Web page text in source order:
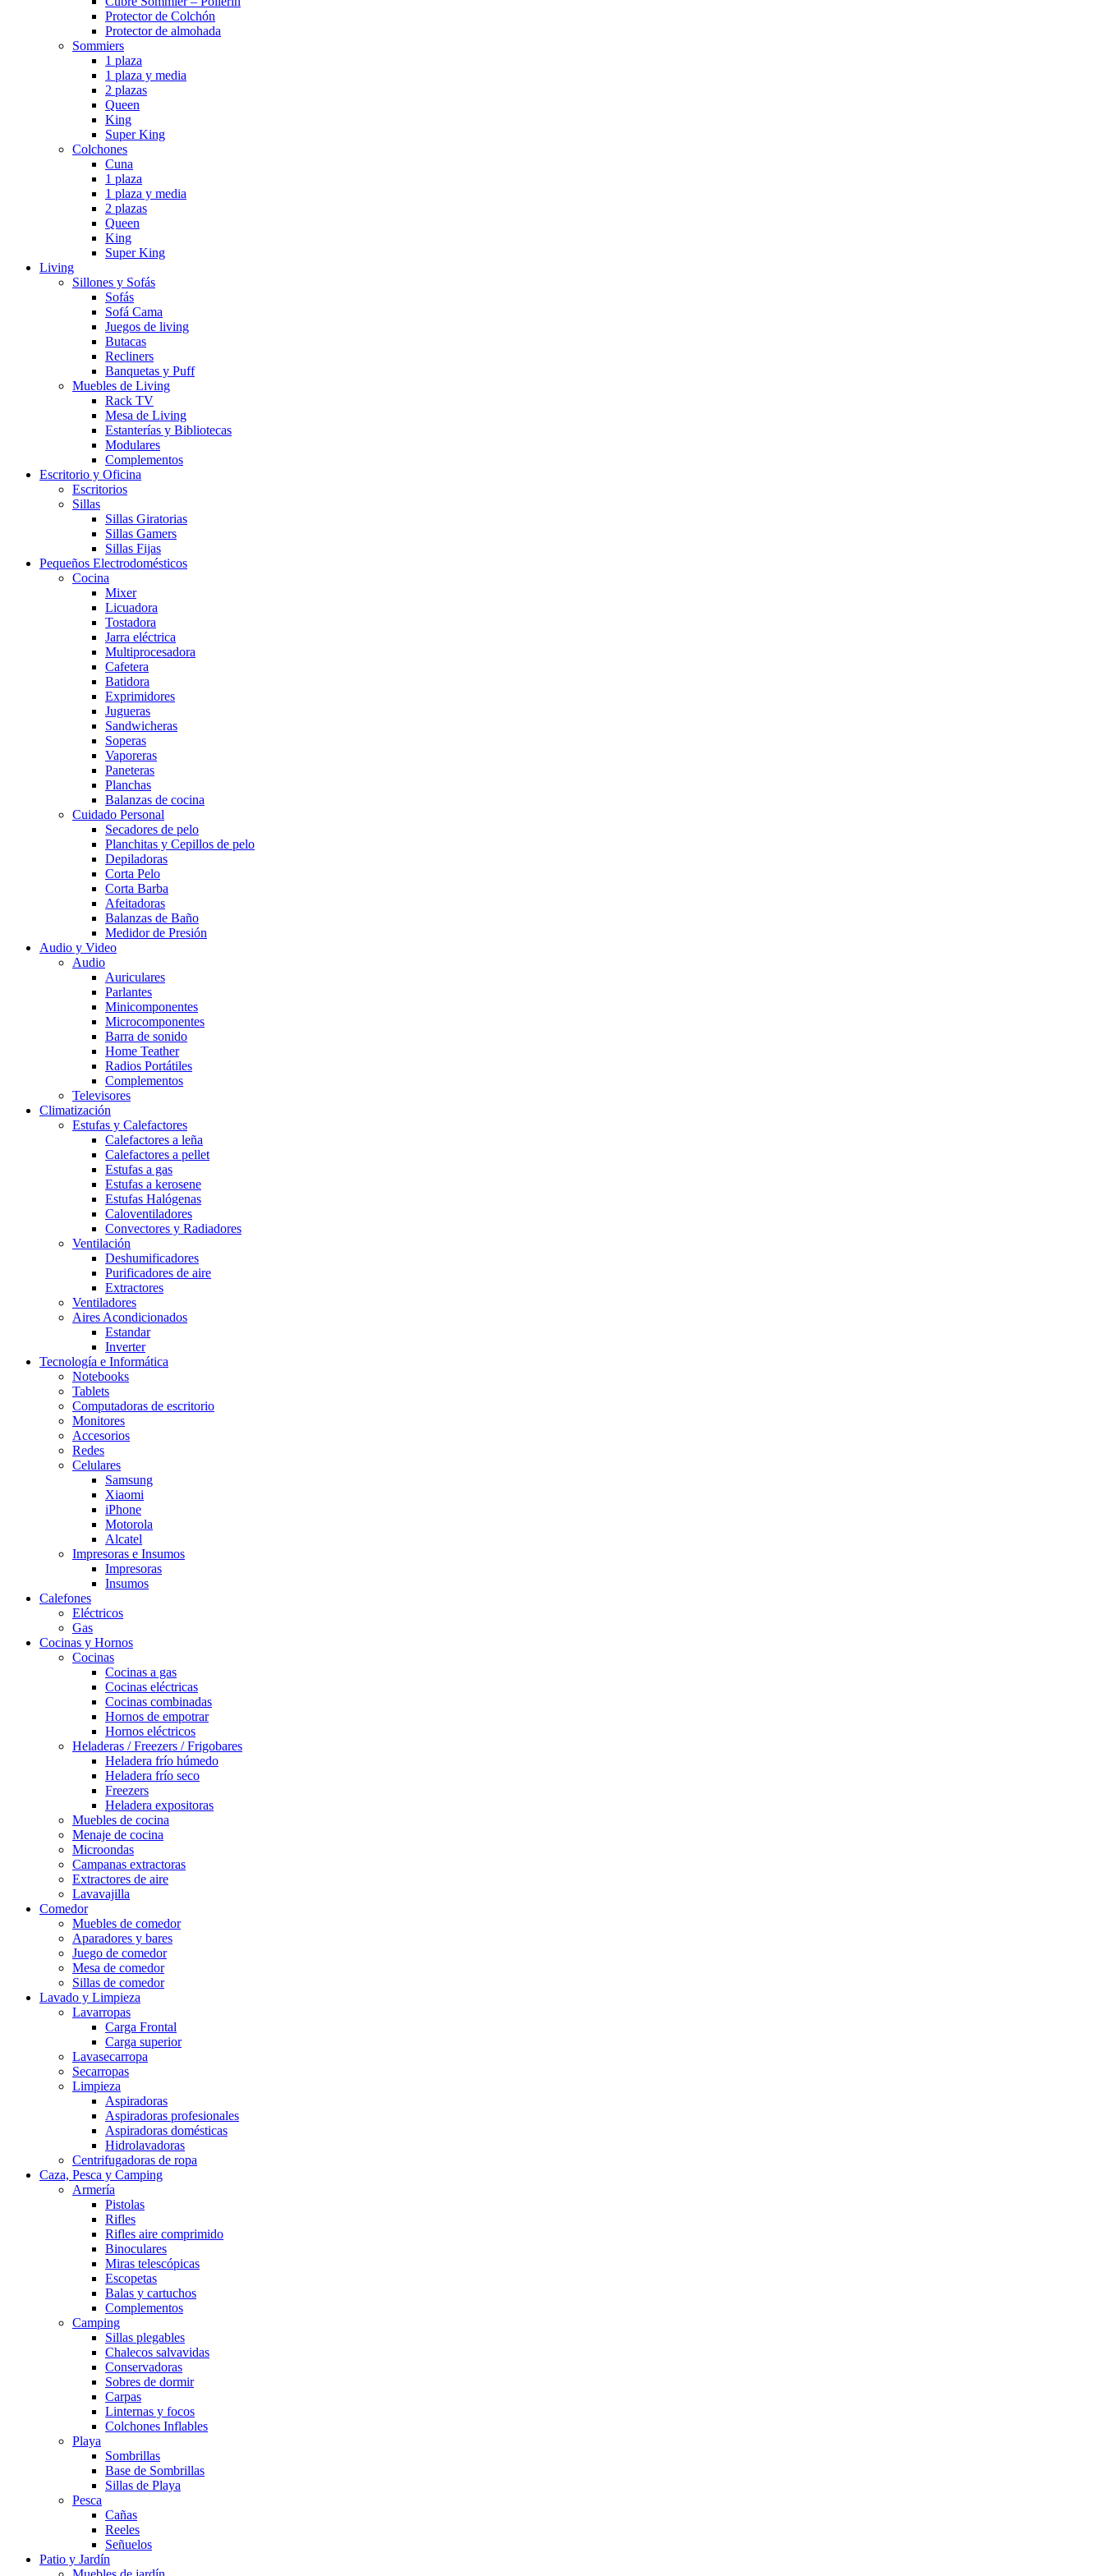
Protector de Colchón
Protector de almohada
Sommiers
1 plaza
1 plaza y media
2 plazas
Queen
King
Super King
Colchones
Cuna
1 plaza
1 plaza y media
2 plazas
Queen
King
Super King
Living
Sillones y Sofás
Sofás
Sofá Cama
Juegos de living
Butacas
Recliners
Banquetas y Puff
Muebles de Living
Rack TV
Mesa de Living
Estanterías y Bibliotecas
Modulares
Complementos
Escritorio y Oficina
Escritorios
Sillas
Sillas Giratorias
Sillas Gamers
Sillas Fijas
Pequeños Electrodomésticos
Cocina
Mixer
Licuadora
Tostadora
Jarra eléctrica
Multiprocesadora
Cafetera
Batidora
Exprimidores
Jugueras
Sandwicheras
Soperas
Vaporeras
Paneteras
Planchas
Balanzas de cocina
Cuidado Personal
Secadores de pelo
Planchitas y Cepillos de pelo
Depiladoras
Corta Pelo
Corta Barba
Afeitadoras
Balanzas de Baño
Medidor de Presión
Audio y Video
Audio
Auriculares
Parlantes
Minicomponentes
Microcomponentes
Barra de sonido
Home Teather
Radios Portátiles
Complementos
Televisores
Climatización
Estufas y Calefactores
Calefactores a leña
Calefactores a pellet
Estufas a gas
Estufas a kerosene
Estufas Halógenas
Caloventiladores
Convectores y Radiadores
Ventilación
Deshumificadores
Purificadores de aire
Extractores
Ventiladores
Aires Acondicionados
Estandar
Inverter
Tecnología e Informática
Notebooks
Tablets
Computadoras de escritorio
Monitores
Accesorios
Redes
Celulares
Samsung
Xiaomi
iPhone
Motorola
Alcatel
Impresoras e Insumos
Impresoras
Insumos
Calefones
Eléctricos
Gas
Cocinas y Hornos
Cocinas
Cocinas a gas
Cocinas eléctricas
Cocinas combinadas
Hornos de empotrar
Hornos eléctricos
Heladeras / Freezers / Frigobares
Heladera frío húmedo
Heladera frío seco
Freezers
Heladera expositoras
Muebles de cocina
Menaje de cocina
Microondas
Campanas extractoras
Extractores de aire
Lavavajilla
Comedor
Muebles de comedor
Aparadores y bares
Juego de comedor
Mesa de comedor
Sillas de comedor
Lavado y Limpieza
Lavarropas
Carga Frontal
Carga superior
Lavasecarropa
Secarropas
Limpieza
Aspiradoras
Aspiradoras profesionales
Aspiradoras domésticas
Hidrolavadoras
Centrifugadoras de ropa
Caza, Pesca y Camping
Armería
Pistolas
Rifles
Rifles aire comprimido
Binoculares
Miras telescópicas
Escopetas
Balas y cartuchos
Complementos
Camping
Sillas plegables
Chalecos salvavidas
Conservadoras
Sobres de dormir
Carpas
Linternas y focos
Colchones Inflables
Playa
Sombrillas
Base de Sombrillas
Sillas de Playa
Pesca
Cañas
Reeles
Señuelos
Patio y Jardín